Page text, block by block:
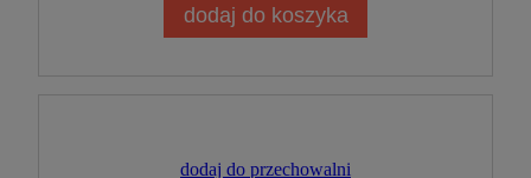
dodaj do koszyka
dodaj do przechowalni